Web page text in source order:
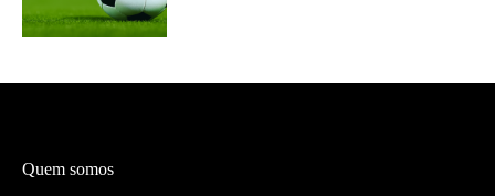
Quem somos